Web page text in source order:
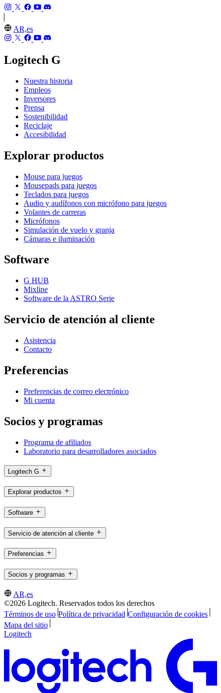
AR,es
Logitech G
Nuestra historia
Empleos
Inversores
Prensa
Sostenibilidad
Reciclaje
Accesibilidad
Explorar productos
Mouse para juegos
Mousepads para juegos
Teclados para juegos
Audio y audífonos con micrófono para juegos
Volantes de carreras
Micrófonos
Simulación de vuelo y granja
Cámaras e iluminación
Software
G HUB
Mixline
Software de la ASTRO Serie
Servicio de atención al cliente
Asistencia
Contacto
Preferencias
Preferencias de correo electrónico
Mi cuenta
Socios y programas
Programa de afiliados
Laboratorio para desarrolladores asociados
Logitech G
Explorar productos
Software
Servicio de atención al cliente
Preferencias
Socios y programas
AR,es
©2026 Logitech. Reservados todos los derechos
Términos de uso Política de privacidad Configuración de cookies
Mapa del sitio
Logitech